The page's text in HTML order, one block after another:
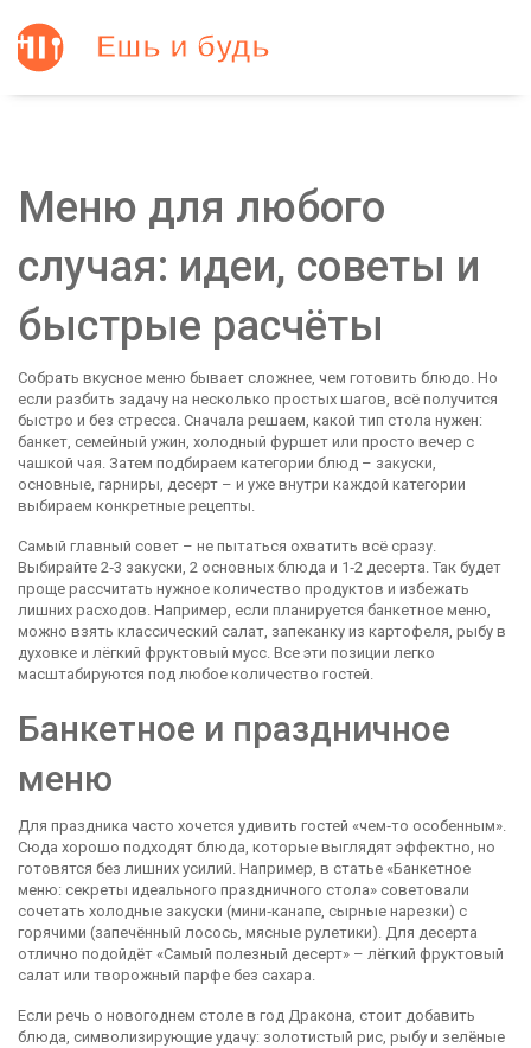
Меню для любого
случая: идеи, советы и
быстрые расчёты
Собрать вкусное меню бывает сложнее, чем готовить блюдо. Но
если разбить задачу на несколько простых шагов, всё получится
быстро и без стресса. Сначала решаем, какой тип стола нужен:
банкет, семейный ужин, холодный фуршет или просто вечер с
чашкой чая. Затем подбираем категории блюд – закуски,
основные, гарниры, десерт – и уже внутри каждой категории
выбираем конкретные рецепты.
Самый главный совет – не пытаться охватить всё сразу.
Выбирайте 2‑3 закуски, 2 основных блюда и 1‑2 десерта. Так будет
проще рассчитать нужное количество продуктов и избежать
лишних расходов. Например, если планируется банкетное меню,
можно взять классический салат, запеканку из картофеля, рыбу в
духовке и лёгкий фруктовый мусс. Все эти позиции легко
масштабируются под любое количество гостей.
Банкетное и праздничное
меню
Для праздника часто хочется удивить гостей «чем‑то особенным».
Сюда хорошо подходят блюда, которые выглядят эффектно, но
готовятся без лишних усилий. Например, в статье «Банкетное
меню: секреты идеального праздничного стола» советовали
сочетать холодные закуски (мини‑канапе, сырные нарезки) с
горячими (запечённый лосось, мясные рулетики). Для десерта
отлично подойдёт «Самый полезный десерт» – лёгкий фруктовый
салат или творожный парфе без сахара.
Если речь о новогоднем столе в год Дракона, стоит добавить
блюда, символизирующие удачу: золотистый рис, рыбу и зелёные